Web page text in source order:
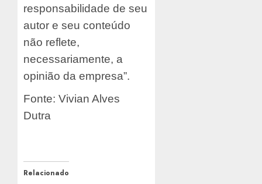
responsabilidade de seu
autor e seu conteúdo
não reflete,
necessariamente, a
opinião da empresa”.
Fonte: Vivian Alves
Dutra
Relacionado